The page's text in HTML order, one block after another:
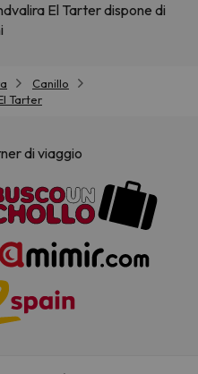
El Tarter dispone di
Canillo
Tarter
di viaggio